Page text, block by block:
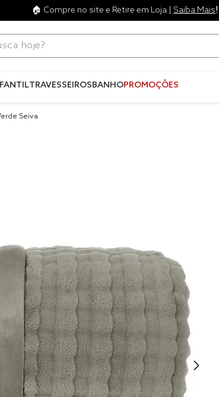
🏠 Compre no site e Retire em Loja | Saiba Mais!
hoje?
TRAVESSEIROSBANHOPROMOÇÕES
Seiva